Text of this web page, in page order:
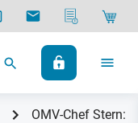
OMV-Chef Stern: